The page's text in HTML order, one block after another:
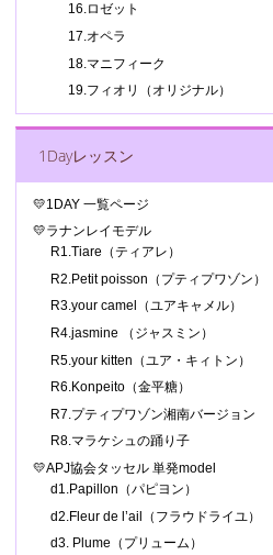
16.ロゼット
17.オペラ
18.マニフィーク
19.フィオリ（オリジナル）
1Dayレッスン
💛1DAY 一覧ページ
💛ラナンレイモデル
R1.Tiare（ティアレ）
R2.Petit poisson（プティプワゾン）
R3.your camel（ユアキャメル）
R4.jasmine （ジャスミン）
R5.your kitten（ユア・キィトン）
R6.Konpeito（金平糖）
R7.プティプワゾン湘南バージョン
R8.マラケシュの踊り子
💛APJ協会タッセル 単発model
d1.Papillon（パピヨン）
d2.Fleur de l’ail（フラウドライユ）
d3. Plume（プリューム）